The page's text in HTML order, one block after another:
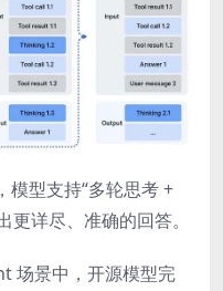
模型支持“多轮思考 +
详尽、准确的回答。
场景中，开源模型完